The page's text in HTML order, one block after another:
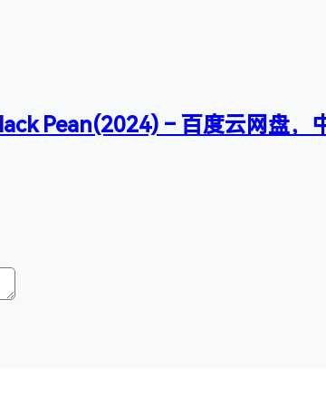
Pean(2024) – 百度云网盘，